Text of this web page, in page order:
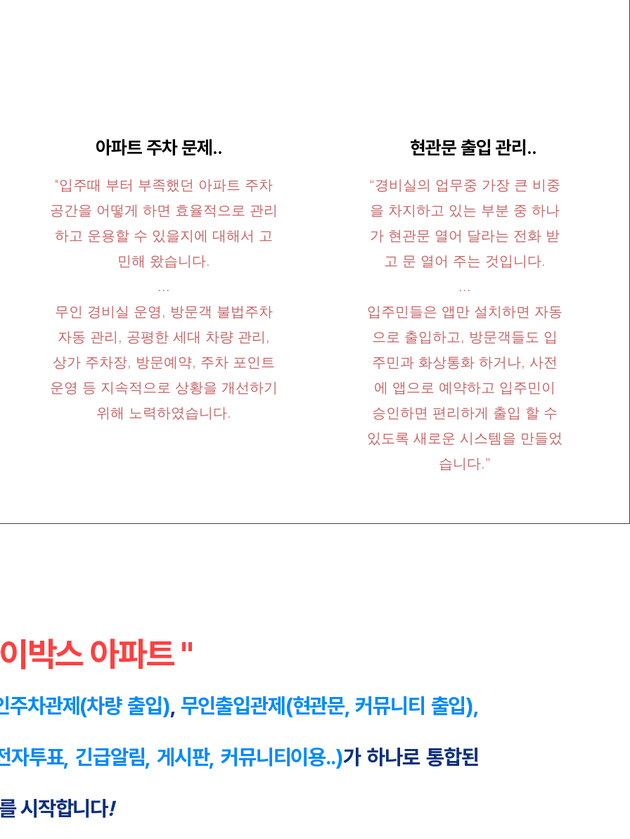
아파트 주차 문제..
"입주때 부터 부족했던 아파트 주차
공간을 어떻게 하면 효율적으로 관리
하고 운용할 수 있을지에 대해서 고
민해 왔습니다.
...
무인 경비실 운영, 방문객 불법주차
자동 관리, 공평한 세대 차량 관리,
상가 주차장, 방문예약, 주차 포인트
운영 등 지속적으로 상황을 개선하기
위해 노력하였습니다.
​현관문 출입 관리..
“경비실의 업무중 가장 큰 비중
을 차지하고 있는 부분 중 하나
가 현관문 열어 달라는 전화 받
고 문 열어 주는 것입니다.
...
입주민들은 앱만 설치하면 자동
으로 출입하고, 방문객들도 입
주민과 화상통화 하거나, 사전
에 앱으로 예약하고 입주민이
승인하면 편리하게 출입 할 수
있도록 새로운 시스템을 만들었
습니다.”
박스 아파트 "
주차관제(차량 출입), 무인출입관제(현관문, 커뮤니티 출입),
자투표, 긴급알림, 게시판, 커뮤니티이용..)가 하나로 통합된
시작합니다!